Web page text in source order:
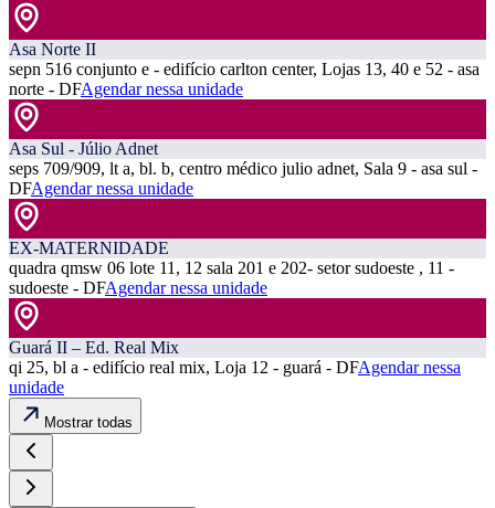
Asa Norte II
sepn 516 conjunto e - edifício carlton center, Lojas 13, 40 e 52 - asa
norte - DFAgendar nessa unidade
Asa Sul - Júlio Adnet
seps 709/909, lt a, bl. b, centro médico julio adnet, Sala 9 - asa sul -
DFAgendar nessa unidade
EX-MATERNIDADE
quadra qmsw 06 lote 11, 12 sala 201 e 202- setor sudoeste , 11 -
sudoeste - DFAgendar nessa unidade
Guará II – Ed. Real Mix
qi 25, bl a - edifício real mix, Loja 12 - guará - DFAgendar nessa
unidade
Mostrar todas